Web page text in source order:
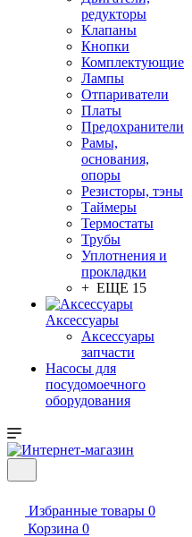
редукторы
Клапаны
Кнопки
Комплектующие
Лампы
Отпариватели
Платы
Предохранители
Рамы,
основания,
опоры
Резисторы, тэны
Таймеры
Термостаты
Трубы
Уплотнения и
прокладки
+ ЕЩЕ 15
Аксессуары
Аксессуары
запчасти
Насосы для
посудомоечного
оборудования
Избранные товары 0
Корзина 0